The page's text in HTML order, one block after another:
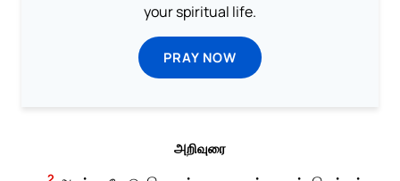
your spiritual life.
PRAY NOW
அறிவுரை